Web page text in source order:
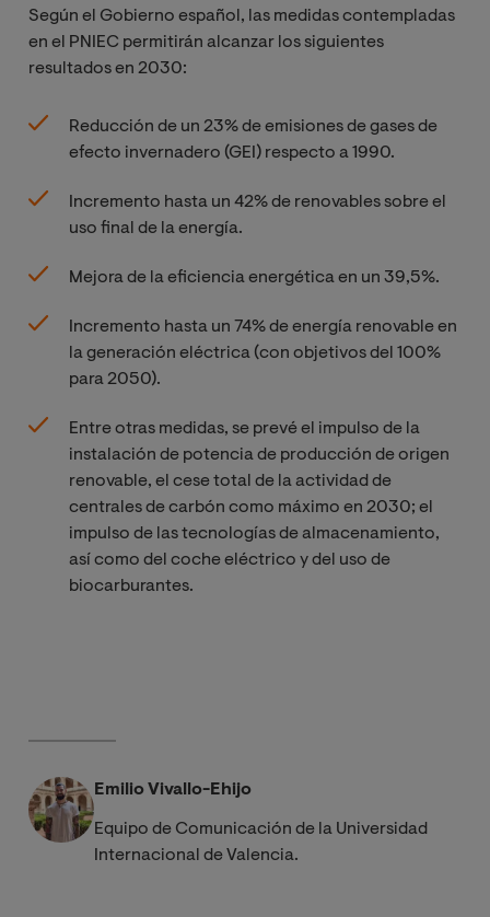
Según el Gobierno español, las medidas contempladas
en el PNIEC permitirán alcanzar los siguientes
resultados en 2030:
Reducción de un 23% de emisiones de gases de
efecto invernadero (GEI) respecto a 1990.
Incremento hasta un 42% de renovables sobre el
uso final de la energía.
Mejora de la eficiencia energética en un 39,5%.
Incremento hasta un 74% de energía renovable en
la generación eléctrica (con objetivos del 100%
para 2050).
Entre otras medidas, se prevé el impulso de la
instalación de potencia de producción de origen
renovable, el cese total de la actividad de
centrales de carbón como máximo en 2030; el
impulso de las tecnologías de almacenamiento,
así como del coche eléctrico y del uso de
biocarburantes.
Emilio Vivallo-Ehijo
Equipo de Comunicación de la Universidad
Internacional de Valencia.